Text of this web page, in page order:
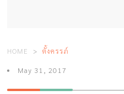
HOME ตั้งครรภ์
May 31, 2017